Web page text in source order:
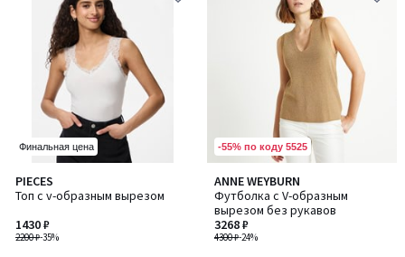
Финальная цена
PIECES
Топ с v-образным вырезом
2200 ₽-35%
1430 ₽
4,7
/ 5
-55% по коду 5525
ANNE WEYBURN
Футболка с V-образным
вырезом без рукавов
4300 ₽-24%
3268 ₽
4,7
/ 5